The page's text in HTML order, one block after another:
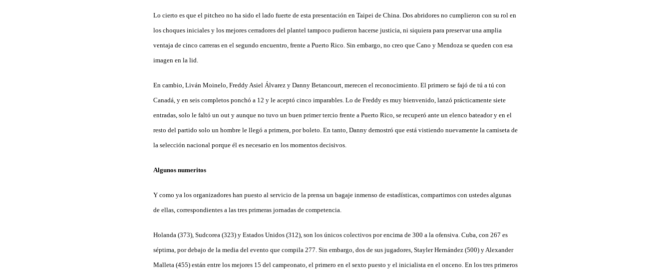
Lo cierto es que el pitcheo no ha sido el lado fuerte de esta presentación en Taipei de China. Dos abridores no cumplieron con su rol en
los choques iniciales y los mejores cerradores del plantel tampoco pudieron hacerse justicia, ni siquiera para preservar una amplia
ventaja de cinco carreras en el segundo encuentro, frente a Puerto Rico. Sin embargo, no creo que Cano y Mendoza se queden con esa
imagen en la lid.
En cambio, Liván Moinelo, Freddy Asiel Álvarez y Danny Betancourt, merecen el reconocimiento. El primero se fajó de tú a tú con
Canadá, y en seis completos ponchó a 12 y le aceptó cinco imparables. Lo de Freddy es muy bienvenido, lanzó prácticamente siete
entradas, solo le faltó un out y aunque no tuvo un buen primer tercio frente a Puerto Rico, se recuperó ante un elenco bateador y en el
resto del partido solo un hombre le llegó a primera, por boleto. En tanto, Danny demostró que está vistiendo nuevamente la camiseta de
la selección nacional porque él es necesario en los momentos decisivos.
Algunos numeritos
Y como ya los organizadores han puesto al servicio de la prensa un bagaje inmenso de estadísticas, compartimos con ustedes algunas
de ellas, correspondientes a las tres primeras jornadas de competencia.
Holanda (373), Sudcorea (323) y Estados Unidos (312), son los únicos colectivos por encima de 300 a la ofensiva. Cuba, con 267 es
séptima, por debajo de la media del evento que compila 277. Sin embargo, dos de sus jugadores, Stayler Hernández (500) y Alexander
Malleta (455) están entre los mejores 15 del campeonato, el primero en el sexto puesto y el inicialista en el onceno. En los tres primeros